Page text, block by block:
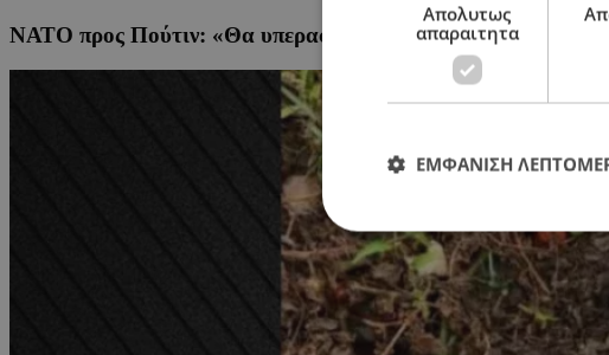
ΝΑΤΟ προς Πούτιν: «Θα υπερασπιστούμε κάθε σπιθαμή
Απολυτως
απαραιτητα
ΕΜΦΑΝΙΣΗ